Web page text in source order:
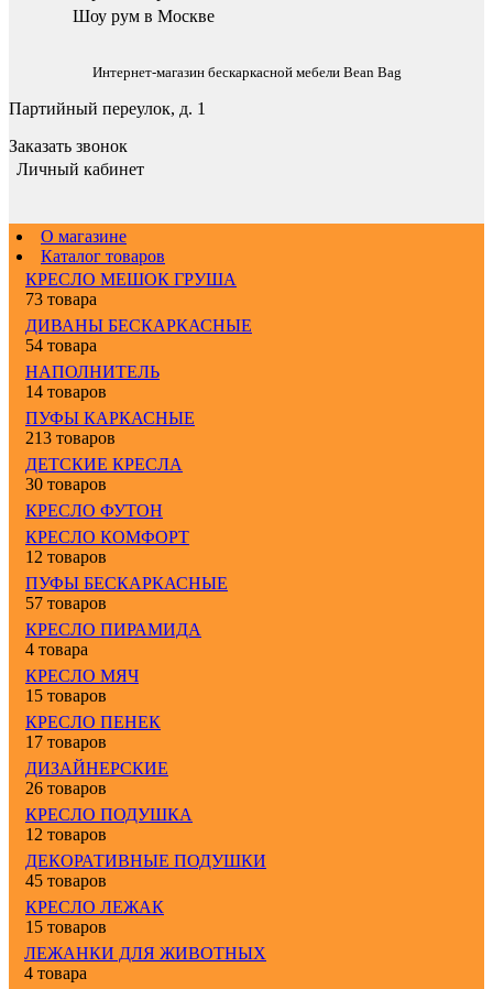
Шоу рум в Москве
Интернет-магазин бескаркасной мебели Bean Bag
Партийный переулок, д. 1
Заказать звонок
Личный кабинет
О магазине
Каталог товаров
КРЕСЛО МЕШОК ГРУША
73 товара
ДИВАНЫ БЕСКАРКАСНЫЕ
54 товара
НАПОЛНИТЕЛЬ
14 товаров
ПУФЫ КАРКАСНЫЕ
213 товаров
ДЕТСКИЕ КРЕСЛА
30 товаров
КРЕСЛО ФУТОН
КРЕСЛО КОМФОРТ
12 товаров
ПУФЫ БЕСКАРКАСНЫЕ
57 товаров
КРЕСЛО ПИРАМИДА
4 товара
КРЕСЛО МЯЧ
15 товаров
КРЕСЛО ПЕНЕК
17 товаров
ДИЗАЙНЕРСКИЕ
26 товаров
КРЕСЛО ПОДУШКА
12 товаров
ДЕКОРАТИВНЫЕ ПОДУШКИ
45 товаров
КРЕСЛО ЛЕЖАК
15 товаров
ЛЕЖАНКИ ДЛЯ ЖИВОТНЫХ
4 товара